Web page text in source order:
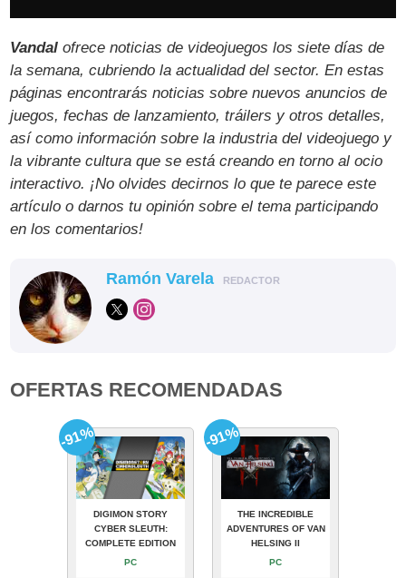
Vandal ofrece noticias de videojuegos los siete días de
la semana, cubriendo la actualidad del sector. En estas
páginas encontrarás noticias sobre nuevos anuncios de
juegos, fechas de lanzamiento, tráilers y otros detalles,
así como información sobre la industria del videojuego y
la vibrante cultura que se está creando en torno al ocio
interactivo. ¡No olvides decirnos lo que te parece este
artículo o darnos tu opinión sobre el tema participando
en los comentarios!
Ramón Varela REDACTOR
OFERTAS RECOMENDADAS
DIGIMON STORY
CYBER SLEUTH:
COMPLETE EDITION
PC
-91%
THE INCREDIBLE
ADVENTURES OF VAN
HELSING II
PC
-91%